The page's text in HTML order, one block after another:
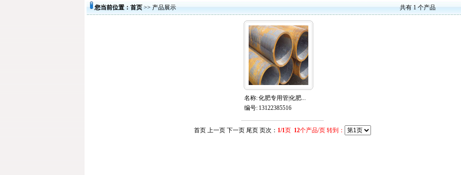
您当前位置：首页>> 产品展示 共有 1 个产品
名称:化肥专用管|化肥...
编号: 13122385516
首页 上一页 下一页 尾页 页次： 1/1页 12个产品/页 转到：